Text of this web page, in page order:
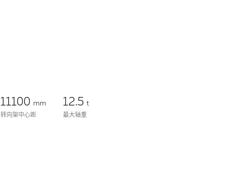
11100 mm
转向架中心距
12.5t
最大轴重